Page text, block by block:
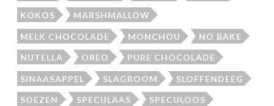
KOKOS MARSHMALLOW
MELK CHOCOLADE MONCHOU NO BAKE
NUTELLA OREO PURE CHOCOLADE
SINAASAPPEL SLAGROOM SLOFFENDEEG
SOEZEN SPECULAAS SPECULOOS